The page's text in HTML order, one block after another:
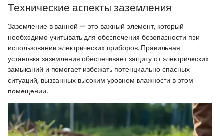
Технические аспекты заземления
Заземление в ванной — это важный элемент, который
необходимо учитывать для обеспечения безопасности при
использовании электрических приборов. Правильная
установка заземления обеспечивает защиту от электрических
замыканий и помогает избежать потенциально опасных
ситуаций, вызванных высоким уровнем влажности в этом
помещении.